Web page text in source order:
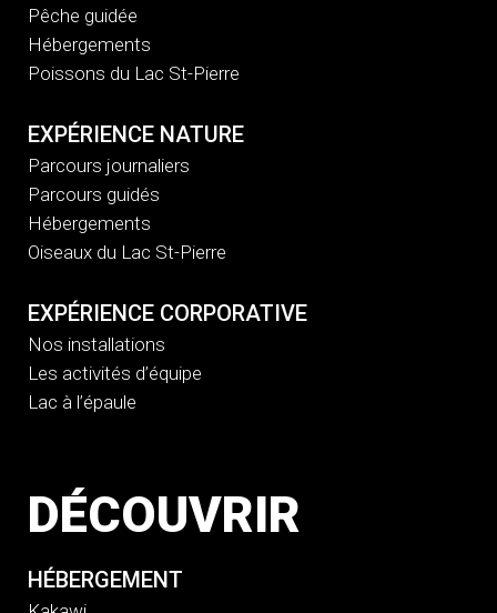
Pêche guidée
Hébergements
Poissons du Lac St-Pierre
EXPÉRIENCE NATURE
Parcours journaliers
Parcours guidés
Hébergements
Oiseaux du Lac St-Pierre
EXPÉRIENCE CORPORATIVE
Nos installations
Les activités d’équipe
Lac à l’épaule
DÉCOUVRIR
HÉBERGEMENT